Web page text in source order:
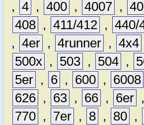
, 4 , 400 , 4007 ,
408 , 411/412 , 440/
, 4er , 4runner , 4x4
500x , 503 , 504 ,
5er , 6 , 600 , 6008
626 , 63 , 66 , 6er ,
770 , 7er , 8 , 80 ,